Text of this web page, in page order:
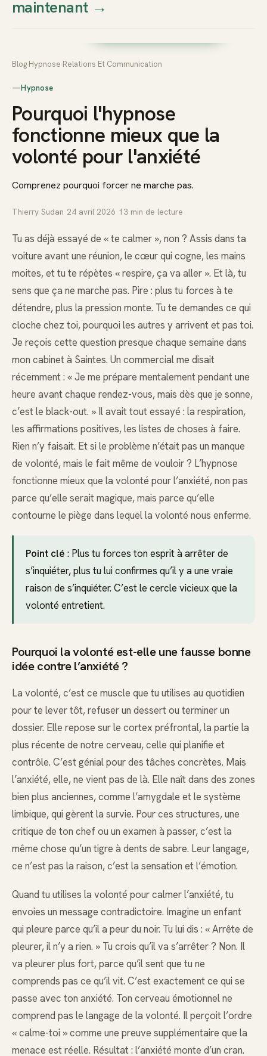
Thierry
Prendre rendez-vous dès
maintenant→
Blog Hypnose Relations Et Communication
—Hypnose
Pourquoi l'hypnose
fonctionne mieux que la
volonté pour l'anxiété
Comprenez pourquoi forcer ne marche pas.
Thierry Sudan 24 avril 2026 13 min de lecture
Tu as déjà essayé de « te calmer », non ? Assis dans ta
voiture avant une réunion, le cœur qui cogne, les mains
moites, et tu te répètes « respire, ça va aller ». Et là, tu
sens que ça ne marche pas. Pire : plus tu forces à te
détendre, plus la pression monte. Tu te demandes ce qui
cloche chez toi, pourquoi les autres y arrivent et pas toi.
Je reçois cette question presque chaque semaine dans
mon cabinet à Saintes. Un commercial me disait
récemment : « Je me prépare mentalement pendant une
heure avant chaque rendez-vous, mais dès que je sonne,
c’est le black-out. » Il avait tout essayé : la respiration,
les affirmations positives, les listes de choses à faire.
Rien n’y faisait. Et si le problème n’était pas un manque
de volonté, mais le fait même de vouloir ? L’hypnose
fonctionne mieux que la volonté pour l’anxiété, non pas
parce qu’elle serait magique, mais parce qu’elle
contourne le piège dans lequel la volonté nous enferme.
Point clé : Plus tu forces ton esprit à arrêter de
s’inquiéter, plus tu lui confirmes qu’il y a une vraie
raison de s’inquiéter. C’est le cercle vicieux que la
volonté entretient.
Pourquoi la volonté est-elle une fausse bonne
idée contre l’anxiété ?
La volonté, c’est ce muscle que tu utilises au quotidien
pour te lever tôt, refuser un dessert ou terminer un
dossier. Elle repose sur le cortex préfrontal, la partie la
plus récente de notre cerveau, celle qui planifie et
contrôle. C’est génial pour des tâches concrètes. Mais
l’anxiété, elle, ne vient pas de là. Elle naît dans des zones
bien plus anciennes, comme l’amygdale et le système
limbique, qui gèrent la survie. Pour ces structures, une
critique de ton chef ou un examen à passer, c’est la
même chose qu’un tigre à dents de sabre. Leur langage,
ce n’est pas la raison, c’est la sensation et l’émotion.
Quand tu utilises la volonté pour calmer l’anxiété, tu
envoies un message contradictoire. Imagine un enfant
qui pleure parce qu’il a peur du noir. Tu lui dis : « Arrête de
pleurer, il n’y a rien. » Tu crois qu’il va s’arrêter ? Non. Il
va pleurer plus fort, parce qu’il sent que tu ne
comprends pas ce qu’il vit. C’est exactement ce qui se
passe avec ton anxiété. Ton cerveau émotionnel ne
comprend pas le langage de la volonté. Il perçoit l’ordre
« calme-toi » comme une preuve supplémentaire que la
menace est réelle. Résultat : l’anxiété monte d’un cran.